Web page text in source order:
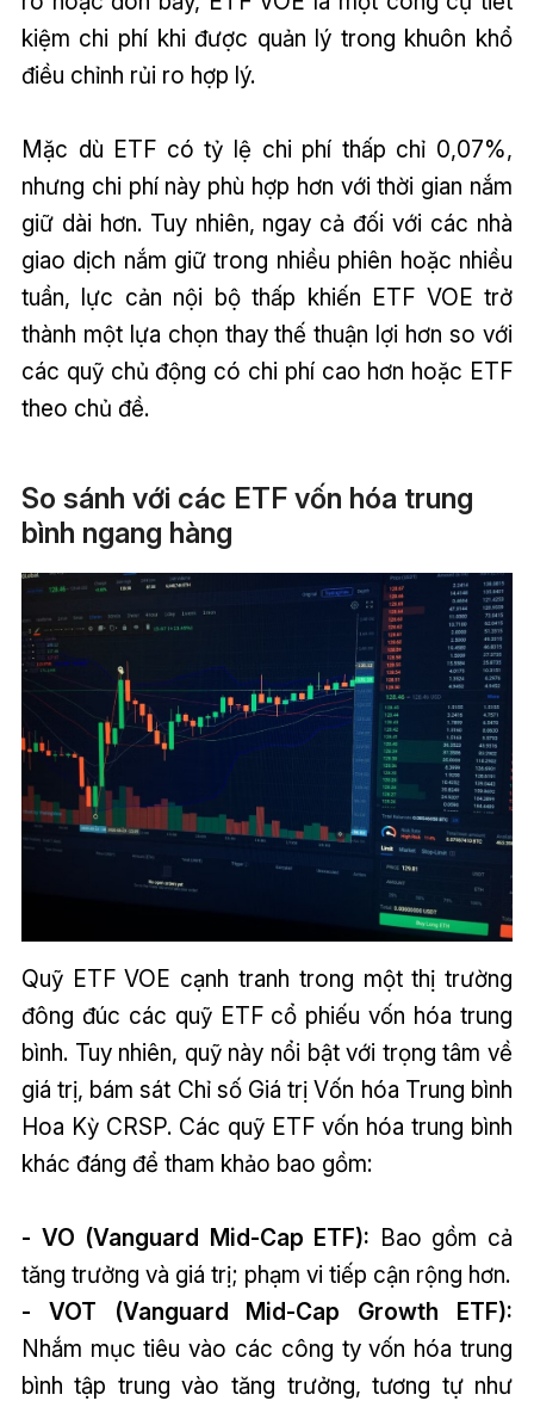
kiệm chi phí khi được quản lý trong khuôn khổ
điều chỉnh rủi ro hợp lý.
Mặc dù ETF có tỷ lệ chi phí thấp chỉ 0,07%,
nhưng chi phí này phù hợp hơn với thời gian nắm
giữ dài hơn. Tuy nhiên, ngay cả đối với các nhà
giao dịch nắm giữ trong nhiều phiên hoặc nhiều
tuần, lực cản nội bộ thấp khiến ETF VOE trở
thành một lựa chọn thay thế thuận lợi hơn so với
các quỹ chủ động có chi phí cao hơn hoặc ETF
theo chủ đề.
So sánh với các ETF vốn hóa trung
bình ngang hàng
Quỹ ETF VOE cạnh tranh trong một thị trường
đông đúc các quỹ ETF cổ phiếu vốn hóa trung
bình. Tuy nhiên, quỹ này nổi bật với trọng tâm về
giá trị, bám sát Chỉ số Giá trị Vốn hóa Trung bình
Hoa Kỳ CRSP. Các quỹ ETF vốn hóa trung bình
khác đáng để tham khảo bao gồm:
- VO (Vanguard Mid-Cap ETF): Bao gồm cả
tăng trưởng và giá trị; phạm vi tiếp cận rộng hơn.
- VOT (Vanguard Mid-Cap Growth ETF):
Nhắm mục tiêu vào các công ty vốn hóa trung
bình tập trung vào tăng trưởng, tương tự như